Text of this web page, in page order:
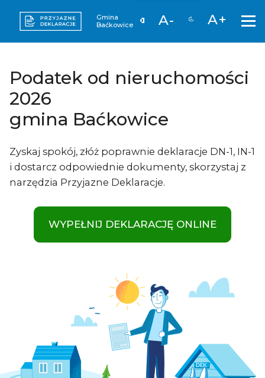
Gmina
Baćkowice
A- A+
Podatek od nieruchomości
2026
gmina Baćkowice
Zyskaj spokój, złóż poprawnie deklaracje DN-1, IN-1
i dostarcz odpowiednie dokumenty, skorzystaj z
narzędzia Przyjazne Deklaracje.
WYPEŁNIJ DEKLARACJĘ ONLINE